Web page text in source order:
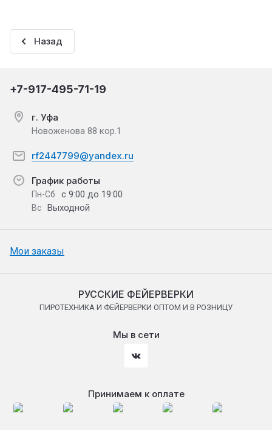
Назад
+7-917-495-71-19
г. Уфа
Новоженова 88 кор.1
rf2447799@yandex.ru
График работы
Пн-Сб с 9:00 до 19:00
Вс Выходной
Мои заказы
РУССКИЕ ФЕЙЕРВЕРКИ
ПИРОТЕХНИКА И ФЕЙЕРВЕРКИ ОПТОМ И В РОЗНИЦУ
Мы в сети
Принимаем к оплате